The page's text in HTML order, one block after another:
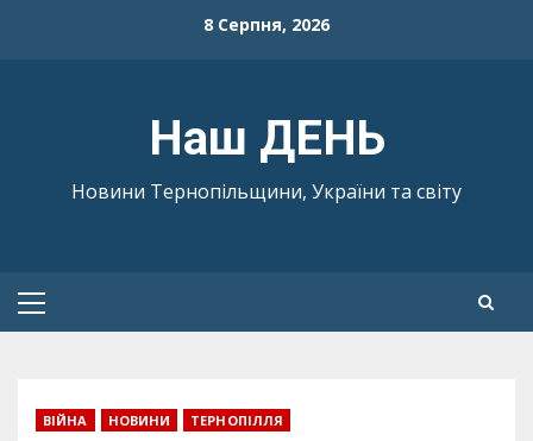
8 Серпня, 2026
Наш ДЕНЬ
Новини Тернопільщини, України та світу
Primary
ВІЙНА НОВИНИ ТЕРНОПІЛЛЯ